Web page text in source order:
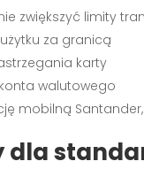
zwiększyć limity
za granicą
karty
walutowego
mobilną